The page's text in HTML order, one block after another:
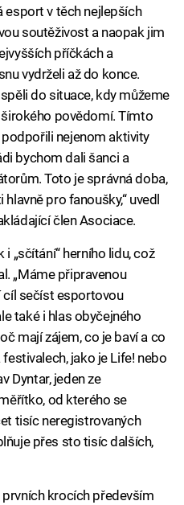
esport v těch nejlepších
soutěživost a naopak jim
příčkách a
vydrželi až do konce.
do situace, kdy můžeme
povědomí. Tímto
nejenom aktivity
bychom dali šanci a
Toto je správná doba,
pro fanoušky,“ uvedl
člen Asociace.
„sčítání“ herního lidu, což
„Máme připravenou
cíl sečíst esportovou
také i hlas obyčejného
mají zájem, co je baví a co
jako je Life! nebo
Dyntar, jeden ze
od kterého se
tisíc neregistrovaných
přes sto tisíc dalších,
krocích především